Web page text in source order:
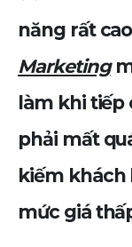
năng rất
Marketing
làm khi
phải mất
kiếm khách
mức giá